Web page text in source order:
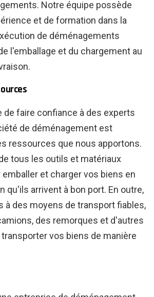
Notre équipe possède
et de formation dans la
de déménagements
l'emballage et du chargement au
de faire confiance à des experts
de déménagement est
ressources que nous apportons.
tous les outils et matériaux
et charger vos biens en
qu'ils arrivent à bon port. En outre,
à des moyens de transport fiables,
des remorques et d'autres
vos biens de manière